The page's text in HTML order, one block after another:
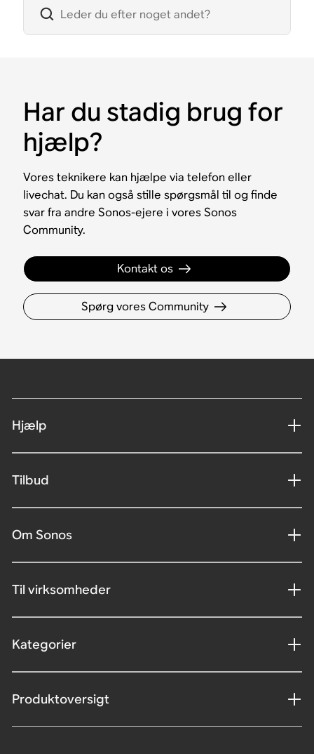
Har du stadig brug for
hjælp?
Vores teknikere kan hjælpe via telefon eller
livechat. Du kan også stille spørgsmål til og finde
svar fra andre Sonos-ejere i vores Sonos
Community.
Kontakt os
Spørg vores Community
Hjælp
Tilbud
Om Sonos
Til virksomheder
Kategorier
Produktoversigt